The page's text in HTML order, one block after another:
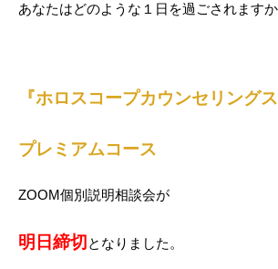
あなたはどのような１日を過ごされますか
『ホロスコープカウンセリングス
プレミアムコース
ZOOM個別説明相談会が
明日締切 となりました。